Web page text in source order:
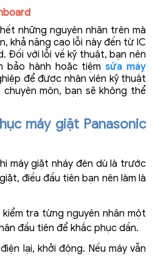
những nguyên nhân trên mà
khả năng cao lỗi này đến từ IC
Đối với lỗi về kỹ thuật, bạn nên
bảo hành hoặc tiệm sửa máy
để được nhân viên kỹ thuật
môn, bạn sẽ không thể
máy giặt Panasonic
máy giặt nháy đèn dù là trước
điều đầu tiên bạn nên làm là
tra từng nguyên nhân một
đầu tiên để khắc phục dần.
lại, khởi động. Nếu máy vẫn